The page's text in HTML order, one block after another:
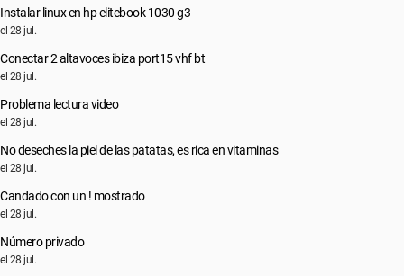
Instalar linux en hp elitebook 1030 g3
el 28 jul.
Conectar 2 altavoces ibiza port15 vhf bt
el 28 jul.
Problema lectura video
el 28 jul.
No deseches la piel de las patatas, es rica en vitaminas
el 28 jul.
Candado con un ! mostrado
el 28 jul.
Número privado
el 28 jul.